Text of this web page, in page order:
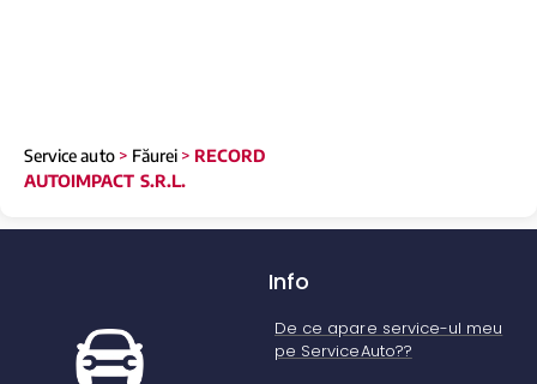
Service auto> Făurei > RECORD
AUTOIMPACT S.R.L.
Info
De ce apare service-ul meu
pe ServiceAuto??